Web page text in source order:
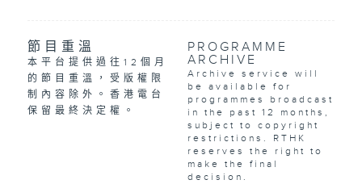
節目重溫
本平台提供過往12個月
的節目重溫，受版權限
制內容除外。香港電台
保留最終決定權。
PROGRAMME
ARCHIVE
Archive service will
be available for
programmes broadcast
in the past 12 months,
subject to copyright
restrictions. RTHK
reserves the right to
make the final
decision.